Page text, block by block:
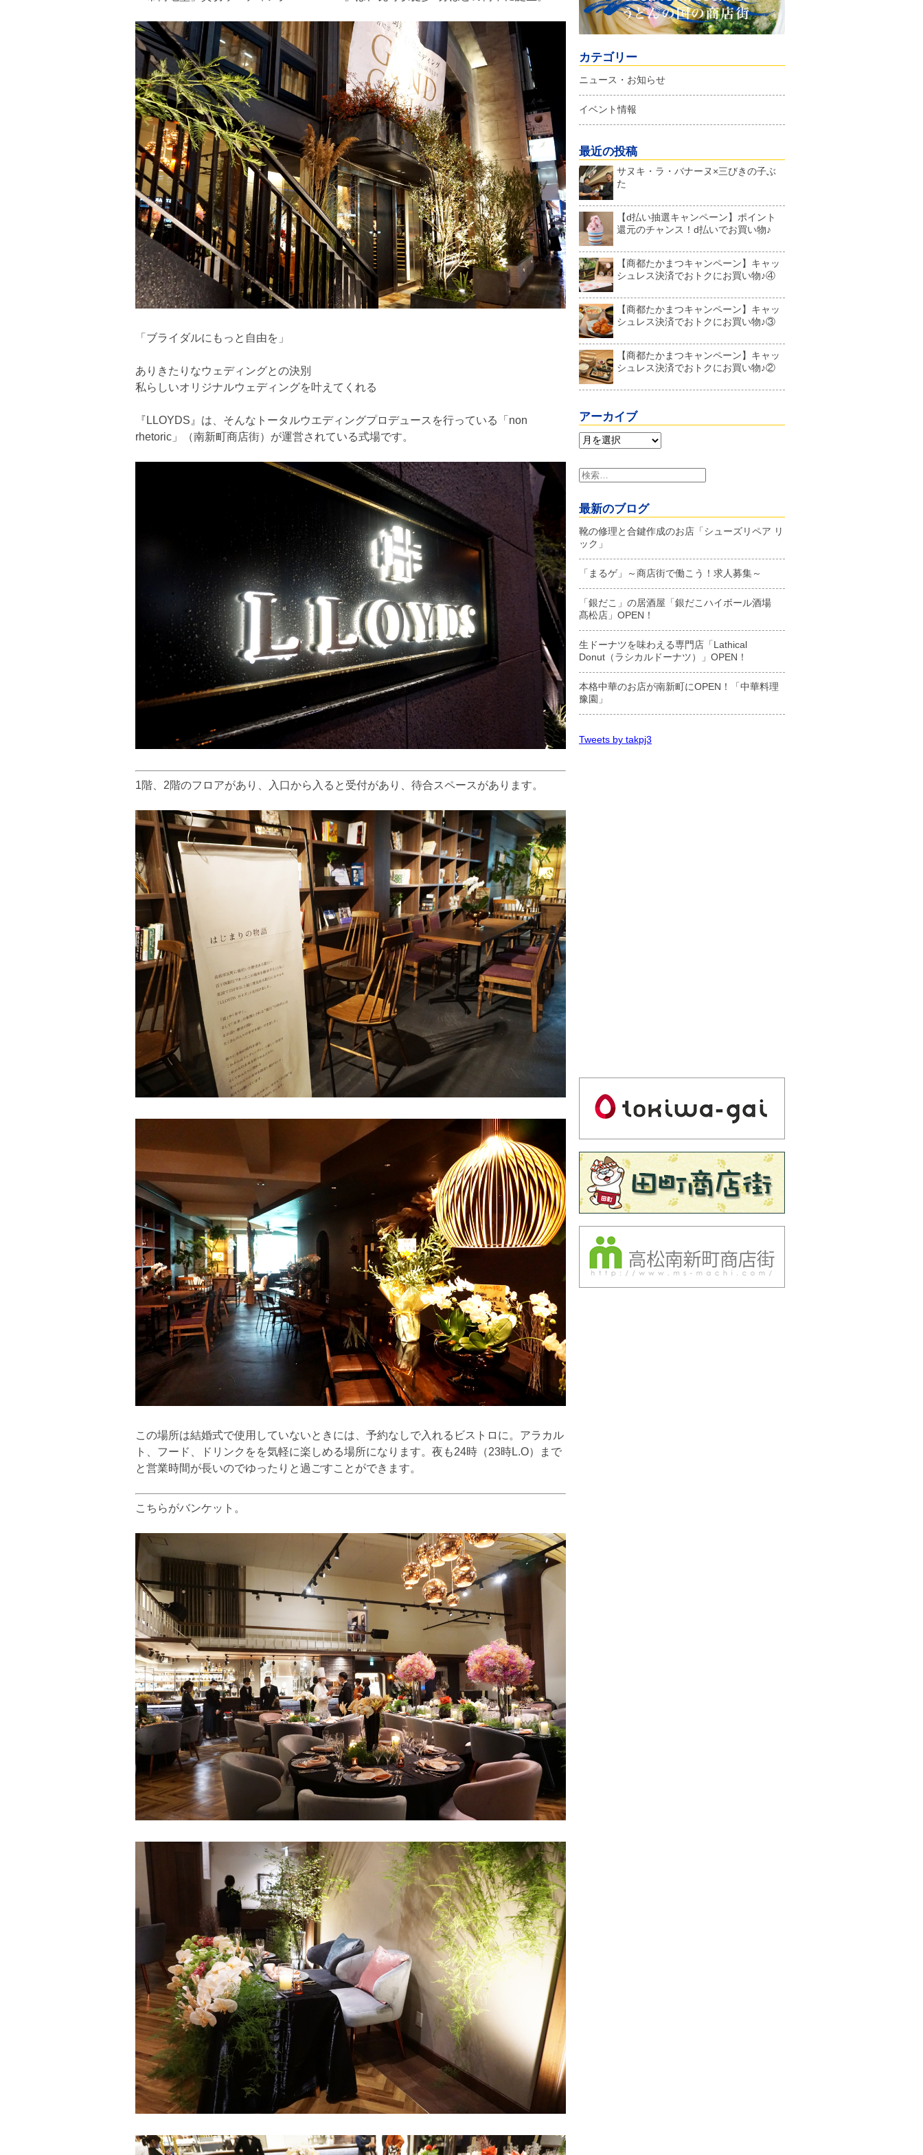
「ブライダルにもっと自由を」
ありきたりなウェディングとの決別
私らしいオリジナルウェディングを叶えてくれる
『LLOYDS』は、そんなトータルウエディングプロデュースを行っている「non
rhetoric」（南新町商店街）が運営されている式場です。
1階、2階のフロアがあり、入口から入ると受付があり、待合スペースがあります。
この場所は結婚式で使用していないときには、予約なしで入れるビストロに。アラカル
ト、フード、ドリンクをを気軽に楽しめる場所になります。夜も24時（23時L.O）まで
と営業時間が長いのでゆったりと過ごすことができます。
こちらがバンケット。
カテゴリー
ニュース・お知らせ
イベント情報
最近の投稿
サヌキ・ラ・バナーヌ×三びきの子ぶ
た
【d払い抽選キャンペーン】ポイント
還元のチャンス！d払いでお買い物♪
【商都たかまつキャンペーン】キャッ
シュレス決済でおトクにお買い物♪④
【商都たかまつキャンペーン】キャッ
シュレス決済でおトクにお買い物♪③
【商都たかまつキャンペーン】キャッ
シュレス決済でおトクにお買い物♪②
アーカイブ
ア
ー
イ
ブ
検
索:
最新のブログ
靴の修理と合鍵作成のお店「シューズリペア リ
ック」
「まるゲ」～商店街で働こう！求人募集～
「銀だこ」の居酒屋「銀だこハイボール酒場
髙松店」OPEN！
生ドーナツを味わえる専門店「Lathical
Donut（ラシカルドーナツ）」OPEN！
本格中華のお店が南新町にOPEN！「中華料理
豫園」
Tweets by takpj3